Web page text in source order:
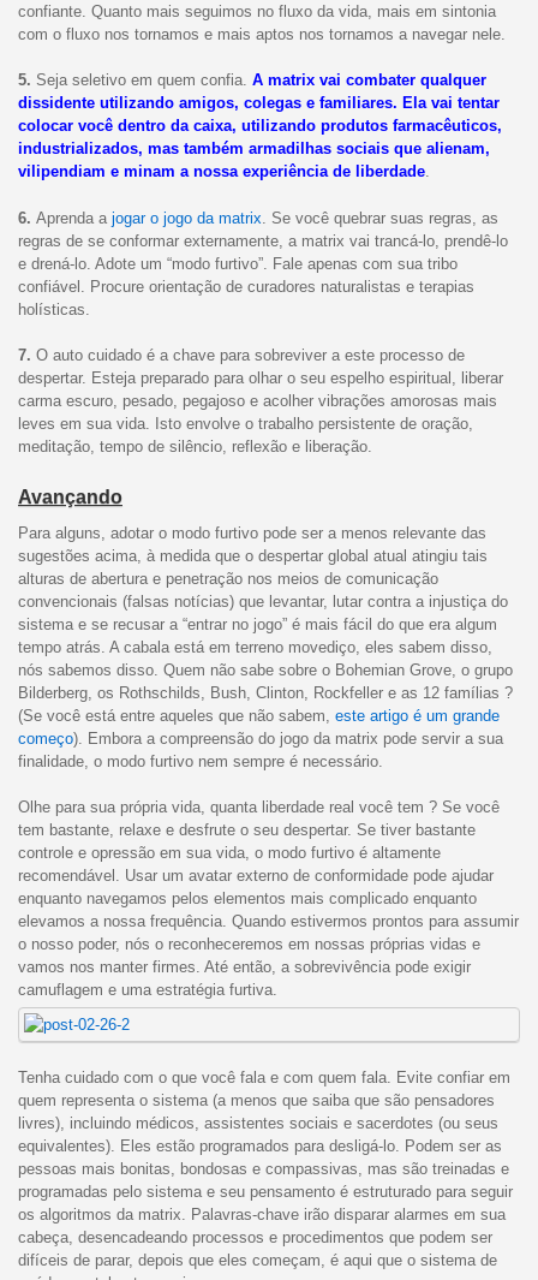
confiante. Quanto mais seguimos no fluxo da vida, mais em sintonia
com o fluxo nos tornamos e mais aptos nos tornamos a navegar nele.
5. Seja seletivo em quem confia. A matrix vai combater qualquer
dissidente utilizando amigos, colegas e familiares. Ela vai tentar
colocar você dentro da caixa, utilizando produtos farmacêuticos,
industrializados, mas também armadilhas sociais que alienam,
vilipendiam e minam a nossa experiência de liberdade.
6. Aprenda a jogar o jogo da matrix . Se você quebrar suas regras, as
regras de se conformar externamente, a matrix vai trancá-lo, prendê-lo
e drená-lo. Adote um “modo furtivo”. Fale apenas com sua tribo
confiável. Procure orientação de curadores naturalistas e terapias
holísticas.
7. O auto cuidado é a chave para sobreviver a este processo de
despertar. Esteja preparado para olhar o seu espelho espiritual, liberar
carma escuro, pesado, pegajoso e acolher vibrações amorosas mais
leves em sua vida. Isto envolve o trabalho persistente de oração,
meditação, tempo de silêncio, reflexão e liberação.
Avançando
Para alguns, adotar o modo furtivo pode ser a menos relevante das
sugestões acima, à medida que o despertar global atual atingiu tais
alturas de abertura e penetração nos meios de comunicação
convencionais (falsas notícias) que levantar, lutar contra a injustiça do
sistema e se recusar a “entrar no jogo” é mais fácil do que era algum
tempo atrás. A cabala está em terreno movediço, eles sabem disso,
nós sabemos disso. Quem não sabe sobre o Bohemian Grove, o grupo
Bilderberg, os Rothschilds, Bush, Clinton, Rockfeller e as 12 famílias ?
(Se você está entre aqueles que não sabem, este artigo é um grande
começo). Embora a compreensão do jogo da matrix pode servir a sua
finalidade, o modo furtivo nem sempre é necessário.
Olhe para sua própria vida, quanta liberdade real você tem ? Se você
tem bastante, relaxe e desfrute o seu despertar. Se tiver bastante
controle e opressão em sua vida, o modo furtivo é altamente
recomendável. Usar um avatar externo de conformidade pode ajudar
enquanto navegamos pelos elementos mais complicado enquanto
elevamos a nossa frequência. Quando estivermos prontos para assumir
o nosso poder, nós o reconheceremos em nossas próprias vidas e
vamos nos manter firmes. Até então, a sobrevivência pode exigir
camuflagem e uma estratégia furtiva.
Tenha cuidado com o que você fala e com quem fala. Evite confiar em
quem representa o sistema (a menos que saiba que são pensadores
livres), incluindo médicos, assistentes sociais e sacerdotes (ou seus
equivalentes). Eles estão programados para desligá-lo. Podem ser as
pessoas mais bonitas, bondosas e compassivas, mas são treinadas e
programadas pelo sistema e seu pensamento é estruturado para seguir
os algoritmos da matrix. Palavras-chave irão disparar alarmes em sua
cabeça, desencadeando processos e procedimentos que podem ser
difíceis de parar, depois que eles começam, é aqui que o sistema de